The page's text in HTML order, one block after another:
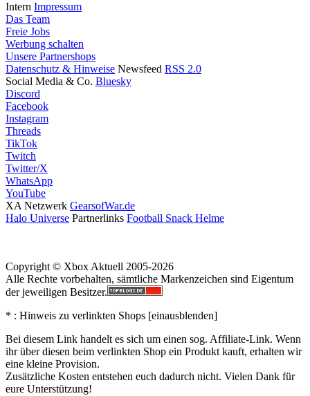
Intern Impressum
Das Team
Freie Jobs
Werbung schalten
Unsere Partnershops
Datenschutz & Hinweise Newsfeed RSS 2.0
Social Media & Co. Bluesky
Discord
Facebook
Instagram
Threads
TikTok
Twitch
Twitter/X
WhatsApp
YouTube
XA Netzwerk GearsofWar.de
Halo Universe Partnerlinks Football Snack Helme
Copyright © Xbox Aktuell 2005-2026
Alle Rechte vorbehalten, sämtliche Markenzeichen sind Eigentum
der jeweiligen Besitzer.
* : Hinweis zu verlinkten Shops [einausblenden]
Bei diesem Link handelt es sich um einen sog. Affiliate-Link. Wenn
ihr über diesen beim verlinkten Shop ein Produkt kauft, erhalten wir
eine kleine Provision.
Zusätzliche Kosten entstehen euch dadurch nicht. Vielen Dank für
eure Unterstützung!